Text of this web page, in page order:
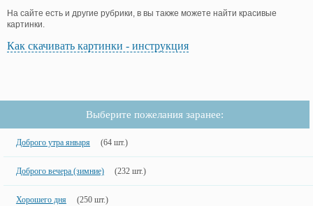
На сайте есть и другие рубрики, в вы также можете найти красивые
картинки.
Как скачивать картинки - инструкция
Выберите пожелания заранее:
Доброго утра января (64 шт.)
Доброго вечера (зимние) (232 шт.)
Хорошего дня (250 шт.)